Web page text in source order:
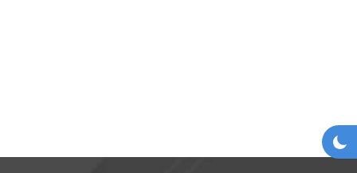
網站
深